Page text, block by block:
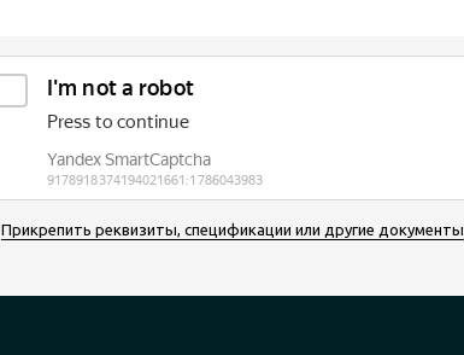
Прикрепить реквизиты, спецификации или другие документы